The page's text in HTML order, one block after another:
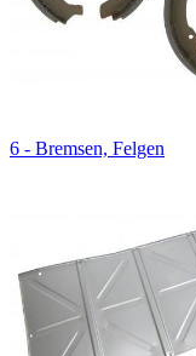
6 - Bremsen, Felgen